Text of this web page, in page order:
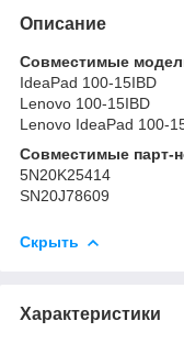
Описание
Совместимые
IdeaPad 100-15IBD
Lenovo 100-15IBD
Lenovo IdeaPad 100-
Совместимые парт-
5N20K25414
SN20J78609
Скрыть
Характеристики